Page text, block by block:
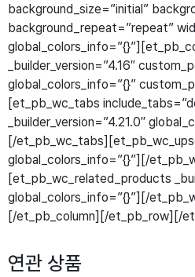
background_size=”initial”
background_repeat=”repeat”
_builder_version=”4.16″
global_colors_info=”{}”
[et_pb_wc_tabs
_builder_version=”4.21.0″
[/
global_colors_info=”{}”][/
[et_pb_wc_related_products
global_colors_info=”{}”][/
[/et_pb_column][/et_pb_row][/
연관 상품